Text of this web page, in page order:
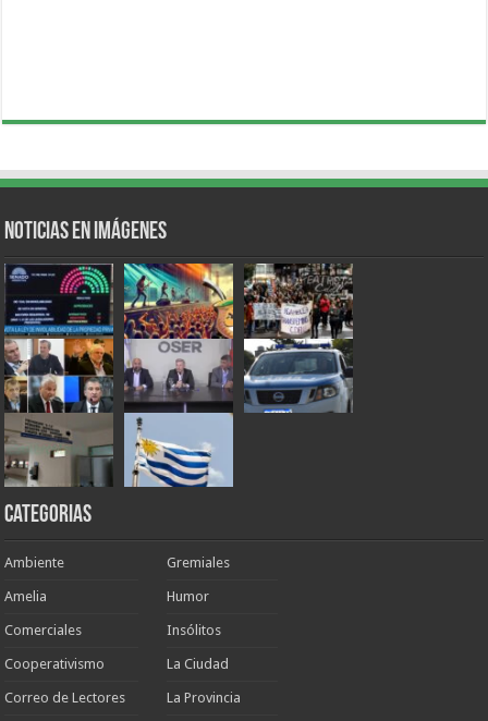
Noticias en Imágenes
Categorias
Ambiente
Amelia
Comerciales
Cooperativismo
Correo de Lectores
Gremiales
Humor
Insólitos
La Ciudad
La Provincia